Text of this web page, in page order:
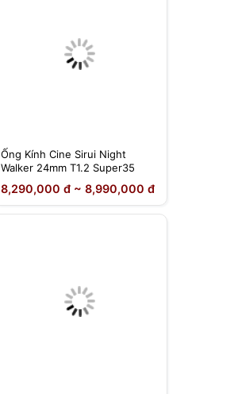
Ống Kính Cine Sirui Night
Walker 24mm T1.2 Super35
8,290,000 đ ~ 8,990,000 đ